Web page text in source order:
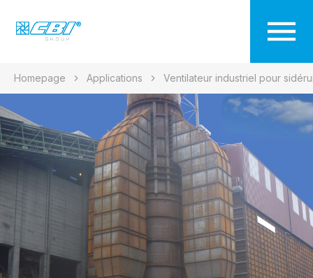
Homepage Applications Ventilateur industriel pour